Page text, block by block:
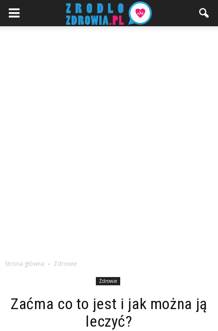
Strona główna Zdrowie
Zdrowie
Zaćma co to jest i jak można ją
leczyć?